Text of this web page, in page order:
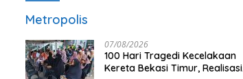
Metropolis
07/08/2026
100 Hari Tragedi Kecelakaan
Kereta Bekasi Timur, Realisasi